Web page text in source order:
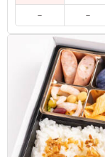
株式
季節食材の炊き
ぶりの燻製鯖も
ランスも良く、
当でした。
ご利用シーン： ロ
東京都渋谷区猿楽
－ －